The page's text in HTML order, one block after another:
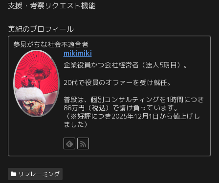
支援・考察リクエスト機能
美紀のプロフィール
夢見がちな社会不適合者
mikimiki
企業役員かつ会社経営者（法人5期目）。
20代で役員のオファーを受け就任。
普段は、個別コンサルティングを1時間につき
88万円（税込）で請け負っています。
（※好評につき2025年12月1日から値上げし
ました）
リフレーミング